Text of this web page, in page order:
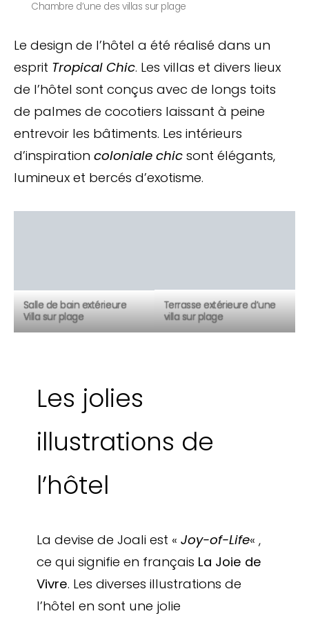
Chambre d’une des villas sur plage
Le design de l’hôtel a été réalisé dans un
esprit Tropical Chic. Les villas et divers lieux
de l’hôtel sont conçus avec de longs toits
de palmes de cocotiers laissant à peine
entrevoir les bâtiments. Les intérieurs
d’inspiration coloniale chic sont élégants,
lumineux et bercés d’exotisme.
Salle de bain extérieure
Villa sur plage
Terrasse extérieure d’une
villa sur plage
Les jolies
illustrations de
l’hôtel
La devise de Joali est « Joy-of-Life« ,
ce qui signifie en français La Joie de
Vivre. Les diverses illustrations de
l’hôtel en sont une jolie